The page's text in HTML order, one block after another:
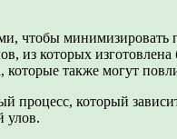
чтобы минимизировать
из которых изготовлена
также могут
который
улов.